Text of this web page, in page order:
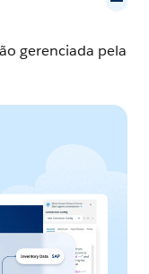
gerenciada pela